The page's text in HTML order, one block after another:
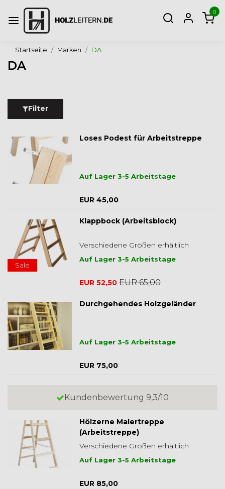
0
Startseite Marken DA
DA
Filter
Loses Podest für Arbeitstreppe
Auf Lager 3-5 Arbeitstage
EUR 45,00
Sale
Klappbock (Arbeitsblock)
Verschiedene Größen erhältlich
Auf Lager 3-5 Arbeitstage
EUR 52,50 EUR 65,00
Durchgehendes Holzgeländer
Auf Lager 3-5 Arbeitstage
EUR 75,00
Kundenbewertung 9,3/10
Hölzerne Malertreppe
(Arbeitstreppe)
Verschiedene Größen erhältlich
Auf Lager 3-5 Arbeitstage
EUR 85,00